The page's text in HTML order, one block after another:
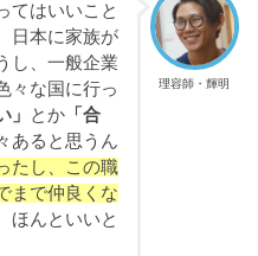
理容師・輝明
てはいいこと
日本に家族が
し、一般企業
々な国に行っ
」 とか「合
あると思うん
たし、この職
まで仲良くな
ほんといいと